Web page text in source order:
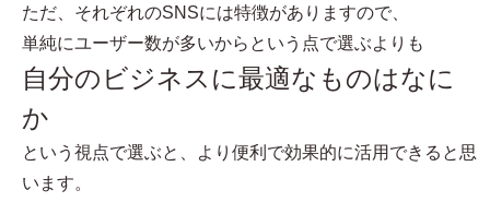
ただ、それぞれのSNSには特徴がありますので、
単純にユーザー数が多いからという点で選ぶよりも
自分のビジネスに最適なものはなに
か
という視点で選ぶと、より便利で効果的に活用できると思
います。